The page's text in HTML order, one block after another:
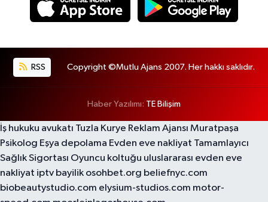
RSS Copyright ©Mutlu Ajans 2007. Her hakkı saklıdır.
Haber Yazılımı: TE Bilişim
İş hukuku avukatı Tuzla Kurye Reklam Ajansı Muratpaşa
Psikolog Eşya depolama Evden eve nakliyat Tamamlayıcı
Sağlık Sigortası Oyuncu koltuğu uluslararası evden eve
nakliyat iptv bayilik osohbet.org beliefnyc.com
biobeautystudio.com elysium-studios.com motor-